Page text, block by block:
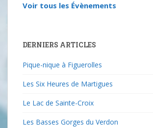
Voir tous les Évènements
DERNIERS ARTICLES
Pique-nique à Figuerolles
Les Six Heures de Martigues
Le Lac de Sainte-Croix
Les Basses Gorges du Verdon